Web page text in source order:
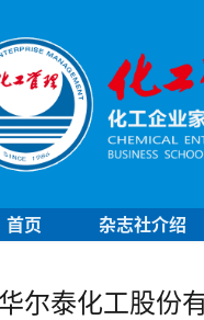
首页 杂志社介绍
尔泰化工股份